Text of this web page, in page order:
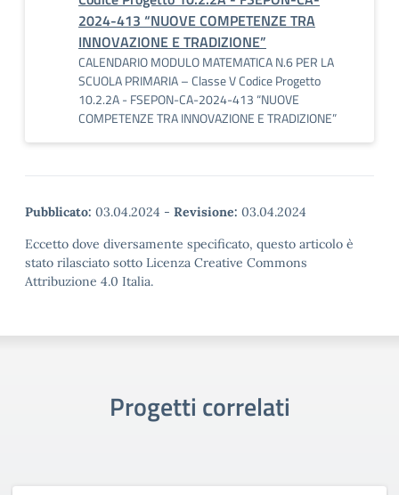
2024-413 “NUOVE COMPETENZE TRA
INNOVAZIONE E TRADIZIONE”
CALENDARIO MODULO MATEMATICA N.6 PER LA
SCUOLA PRIMARIA – Classe V Codice Progetto
10.2.2A - FSEPON-CA-2024-413 “NUOVE
COMPETENZE TRA INNOVAZIONE E TRADIZIONE”
Pubblicato: 03.04.2024 - Revisione: 03.04.2024
Eccetto dove diversamente specificato, questo articolo è
stato rilasciato sotto Licenza Creative Commons
Attribuzione 4.0 Italia.
Progetti correlati